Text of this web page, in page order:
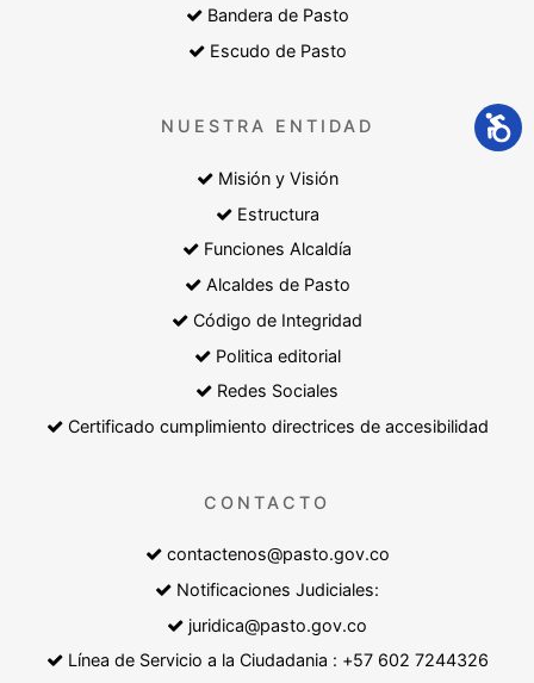
Bandera de Pasto
Escudo de Pasto
NUESTRA ENTIDAD
Misión y Visión
Estructura
Funciones Alcaldía
Alcaldes de Pasto
Código de Integridad
Politica editorial
Redes Sociales
Certificado cumplimiento directrices de accesibilidad
CONTACTO
contactenos@pasto.gov.co
Notificaciones Judiciales:
juridica@pasto.gov.co
Línea de Servicio a la Ciudadania : +57 602 7244326